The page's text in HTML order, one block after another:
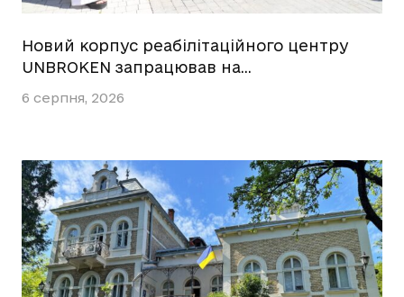
Новий корпус реабілітаційного центру
UNBROKEN запрацював на…
6 серпня, 2026